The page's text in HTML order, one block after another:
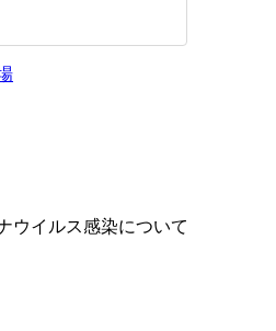
ウイルス感染について